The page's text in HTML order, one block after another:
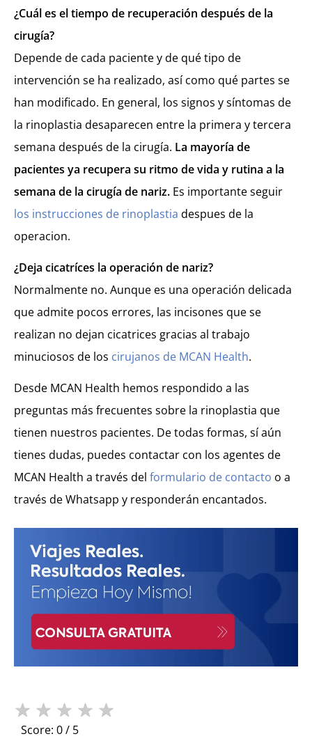
¿Cuál es el tiempo de recuperación después de la
cirugía?
Depende de cada paciente y de qué tipo de
intervención se ha realizado, así como qué partes se
han modificado. En general, los signos y síntomas de
la rinoplastia desaparecen entre la primera y tercera
semana después de la cirugía. La mayoría de
pacientes ya recupera su ritmo de vida y rutina a la
semana de la cirugía de nariz. Es importante seguir
los instrucciones de rinoplastia despues de la
operacion.
¿Deja cicatríces la operación de nariz?
Normalmente no. Aunque es una operación delicada
que admite pocos errores, las incisones que se
realizan no dejan cicatrices gracias al trabajo
minuciosos de los cirujanos de MCAN Health.
Desde MCAN Health hemos respondido a las
preguntas más frecuentes sobre la rinoplastia que
tienen nuestros pacientes. De todas formas, sí aún
tienes dudas, puedes contactar con los agentes de
MCAN Health a través del formulario de contacto o a
través de Whatsapp y responderán encantados.
★ ★ ★ ★ ★
Score: 0 / 5